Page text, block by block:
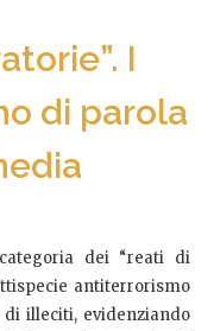
I
di parola
dei “reati di
antiterrorismo
illeciti, evidenziando